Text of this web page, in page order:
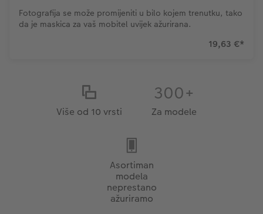
Fotografija se može promijeniti u bilo kojem trenutku, tako
da je maskica ​​za vaš mobitel uvijek ažurirana.
19,63 €*
Više od 10 vrsti
300+
Za modele
Asortiman
modela
neprestano
ažuriramo